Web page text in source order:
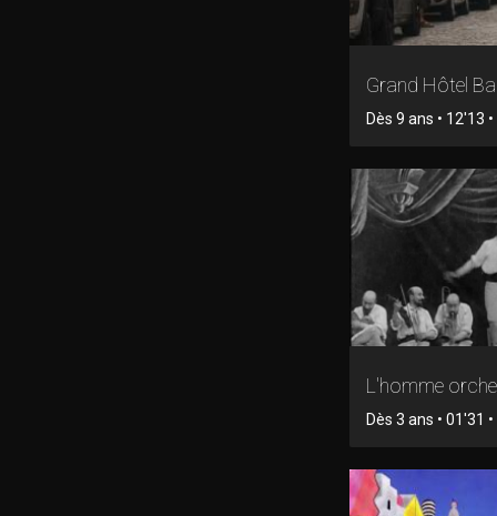
Grand Hôtel
Dès 9 ans • 12'13
L'homme
Dès 3 ans • 01'31